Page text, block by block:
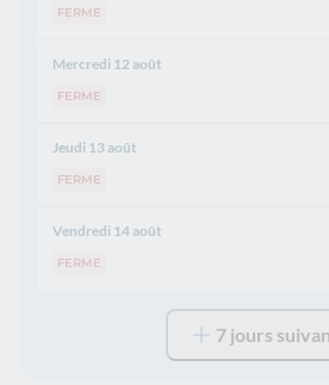
FERME
Mercredi 12 août
FERME
Jeudi 13 août
FERME
Vendredi 14 août
FERME
7 jours